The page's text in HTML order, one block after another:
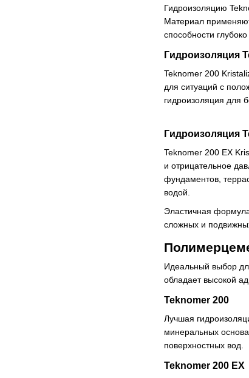
Гидроизоляцию
Материал
способности
Гидроизоляция
Teknomer 200
для ситуаций с
гидроизоляция для
Гидроизоляция
Teknomer 200 EX
и отрицательное
фундаментов,
водой.
Эластичная
сложных и
Идеальный выбор
обладает высокой
Teknomer 200
Лучшая
минеральных
поверхностных вод.
Teknomer 200 EX